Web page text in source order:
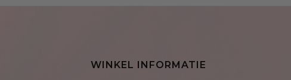
WINKEL INFORMATIE